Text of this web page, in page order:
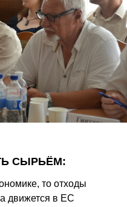
СЫРЬЁМ:
то отходы
движется в ЕС